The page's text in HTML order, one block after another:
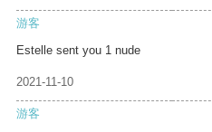
游客
Estelle sent you 1 nude
2021-11-10
游客